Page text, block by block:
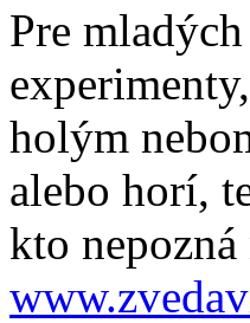
Pre
holým
alebo horí,
kto nepozná